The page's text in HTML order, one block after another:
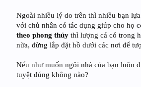
Ngoài nhiều lý do trên thì nhiều bạn
với chủ nhân có tác dụng giúp cho họ
theo phong thủy thì lượng cá có trong
nữa, đừng lắp đặt hồ dưới các nơi để
Nếu như muốn ngôi nhà của bạn luôn
tuyệt đúng không nào?